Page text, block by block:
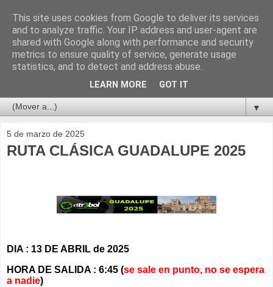
▼
5 de marzo de 2025
RUTA CLÁSICA GUADALUPE 2025
DIA : 13 DE ABRIL de 2025
HORA DE SALIDA : 6:45 (se sale en punto, no se espera
a nadie)
This site uses cookies from Google to deliver its services
and to analyze traffic. Your IP address and user-agent are
shared with Google along with performance and security
metrics to ensure quality of service, generate usage
statistics, and to detect and address abuse.
LEARN MORE GOT IT